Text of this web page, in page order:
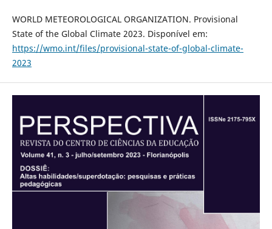
WORLD METEOROLOGICAL ORGANIZATION. Provisional
State of the Global Climate 2023. Disponível em:
https://wmo.int/files/provisional-state-of-global-climate-
2023